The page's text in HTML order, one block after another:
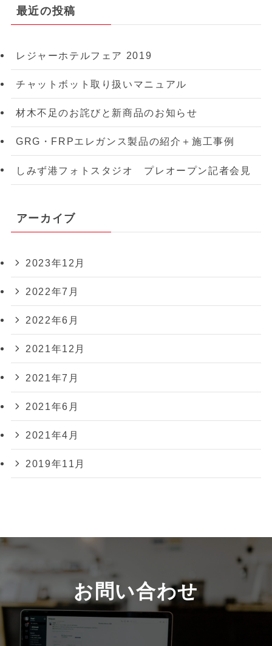
最近の投稿
レジャーホテルフェア 2019
チャットボット取り扱いマニュアル
材木不足のお詫びと新商品のお知らせ
GRG・FRPエレガンス製品の紹介＋施工事例
しみず港フォトスタジオ プレオープン記者会見
アーカイブ
2023年12月
2022年7月
2022年6月
2021年12月
2021年7月
2021年6月
2021年4月
2019年11月
お問い合わせ